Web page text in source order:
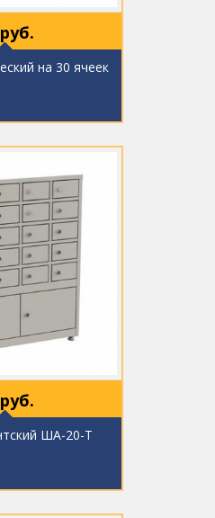
руб.
на 30 ячеек
руб.
ША-20-Т